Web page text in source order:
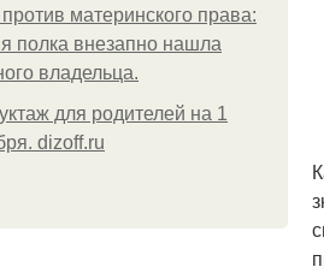
материнского права:
полка внезапно нашла
владельца.
для родителей на 1
dizoff.ru